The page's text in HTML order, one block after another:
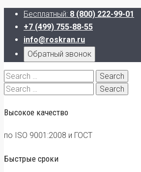
Бесплатный: 8 (800) 222-99-01
+7 (499) 755-88-55
info@roskran.ru
Обратный звонок
Search
for:
Search
Высокое качество
по ISO 9001:2008 и ГОСТ
Быстрые сроки